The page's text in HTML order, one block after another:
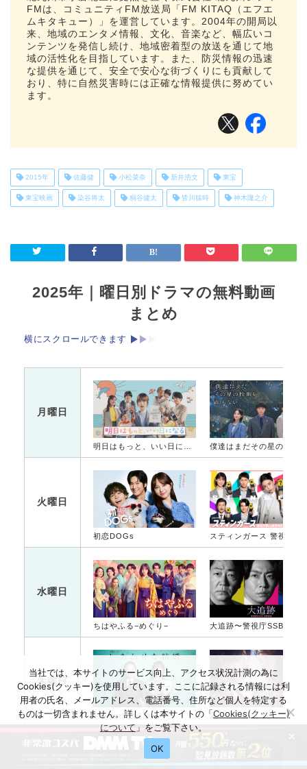
FMは、コミュニティFM放送局「FM KITAQ（エフエ
ムキタキュー）」を運営しています。2004年の開局以
来、地域のエンタメ情報、文化、音楽など、幅広いコ
ンテンツを発信し続け、地域密着型の放送を通じて地
域の活性化を目指しています。また、防災情報の迅速
な提供を通じて、安全で安心な街づくりにも貢献して
おり、特に自然災害時には正確な情報提供に努めてい
ます。
2015年 佐藤健 小松菜奈 新井浩文 東宝
東宝映画 染谷将太 桐谷健太 皆川猿時 神木隆之介
2025年｜曜日別ドラマの無料動画
まとめ
横にスクロールできます
月曜日
火曜日
初恋DOGs
水曜日
ちはやふる−めぐり−
木曜日
しあわせな結婚 愛の、がっこう。
当社では、本サイトのサービス向上、アクセス状況計測の為に
Cookies(クッキー)を使用しています。ここに記録される情報には利
用者の氏名、メールアドレス、電話番号、住所など個人を特定する
ものは一切含まれません。詳しくは本サイトの「Cookies(クッキー)
について 」をご覧下さい。
OK